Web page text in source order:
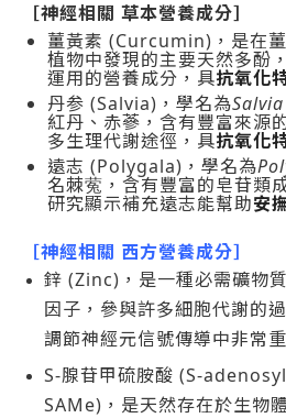
［神經相關 草本營養成分］
薑黃素 (Curcumin)，是在
植物中發現的主要天然多酚
運用的營養成分，具抗氧化
丹参 (Salvia)，學名為
紅丹、赤蔘，含有豐富來源
多生理代謝途徑，具抗氧化
遠志 (Polygala)，學名為
名棘蒬，含有豐富的皂苷類
研究顯示補充遠志能幫助安
［神經相關 西方營養成分］
鋅 (Zinc)，是一種必需礦物
因子，參與許多細胞代謝的
調節神經元信號傳導中非常
S-腺苷甲硫胺酸 (S-
SAMe)，是天然存在於生物